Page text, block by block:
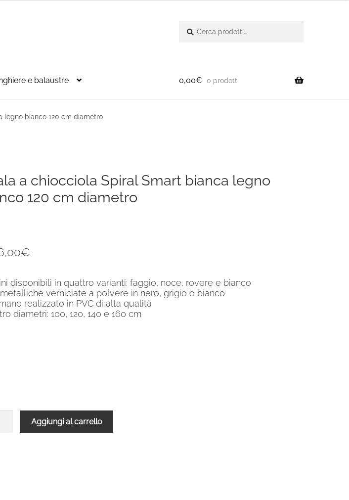
e balaustre 0,00€ 0 prodotti
legno bianco 120 cm diametro
a chiocciola Spiral Smart bianca legno
120 cm diametro
€
disponibili in quattro varianti: faggio, noce, rovere e bianco
verniciate a polvere in nero, grigio o bianco
realizzato in PVC di alta qualità
diametri: 100, 120, 140 e 160 cm
Aggiungi al carrello